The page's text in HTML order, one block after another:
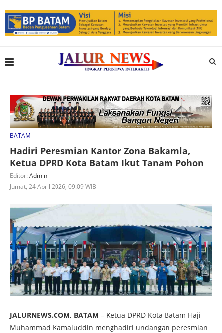
BATAM
Hadiri Peresmian Kantor Zona Bakamla,
Ketua DPRD Kota Batam Ikut Tanam Pohon
Editor: Admin
Jumat, 24 April 2026, 09:09 WIB
JALURNEWS.COM, BATAM – Ketua DPRD Kota Batam Haji
Muhammad Kamaluddin menghadiri undangan peresmian